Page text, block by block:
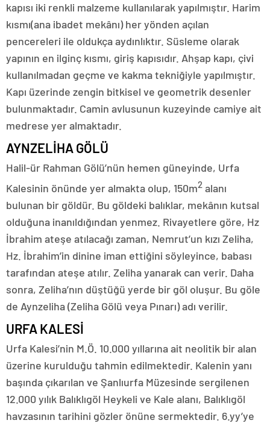
kapısı iki renkli malzeme kullanılarak yapılmıştır. Harim
kısmı(ana ibadet mekânı) her yönden açılan
pencereleri ile oldukça aydınlıktır. Süsleme olarak
yapının en ilginç kısmı, giriş kapısıdır. Ahşap kapı, çivi
kullanılmadan geçme ve kakma tekniğiyle yapılmıştır.
Kapı üzerinde zengin bitkisel ve geometrik desenler
bulunmaktadır. Camin avlusunun kuzeyinde camiye ait
medrese yer almaktadır.
AYNZELİHA GÖLÜ
Halil-ür Rahman Gölü’nün hemen güneyinde, Urfa
Kalesinin önünde yer almakta olup, 150m2 alanı
bulunan bir göldür. Bu göldeki balıklar, mekânın kutsal
olduğuna inanıldığından yenmez. Rivayetlere göre, Hz
İbrahim ateşe atılacağı zaman, Nemrut’un kızı Zeliha,
Hz. İbrahim’in dinine iman ettiğini söyleyince, babası
tarafından ateşe atılır. Zeliha yanarak can verir. Daha
sonra, Zeliha’nın düştüğü yerde bir göl oluşur. Bu göle
de Aynzeliha (Zeliha Gölü veya Pınarı) adı verilir.
URFA KALESİ
Urfa Kalesi’nin M.Ö. 10.000 yıllarına ait neolitik bir alan
üzerine kurulduğu tahmin edilmektedir. Kalenin yanı
başında çıkarılan ve Şanlıurfa Müzesinde sergilenen
12.000 yılık Balıklıgöl Heykeli ve Kale alanı, Balıklıgöl
havzasının tarihini gözler önüne sermektedir. 6.yy’ye